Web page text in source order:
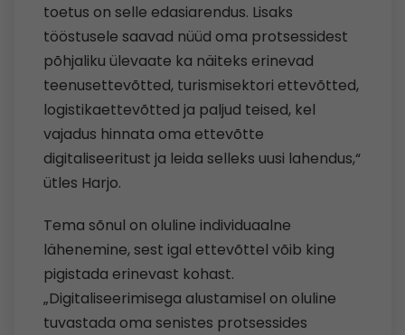
toetus on selle edasiarendus. Lisaks
tööstusele saavad nüüd oma protsessidest
põhjaliku ülevaate ka näiteks erinevad
teenusettevõtted, turismisektori ettevõtted,
logistikaettevõtted ja paljud teised, kel
vajadus hinnata oma ettevõtte
digitaliseeritust ja leida selleks uusi lahendus,“
ütles Harjo.
Tema sõnul on oluline individuaalne
lähenemine, sest igal ettevõttel võib king
pigistada erinevast kohast.
„Digitaliseerimisega alustamisel on oluline
tuvastada oma senistes protsessides